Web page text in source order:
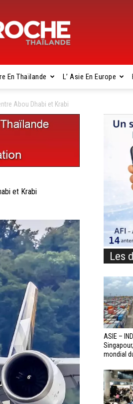
En Thaïlande L’ Asie En Europe
Abou Dhabi et Krabi
et Krabi
Les
ASIE –
mondial